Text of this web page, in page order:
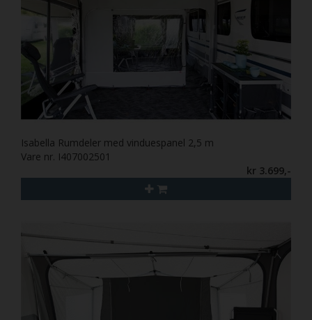
Isabella Rumdeler med vinduespanel 2,5 m
Vare nr. I407002501
kr 3.699,-